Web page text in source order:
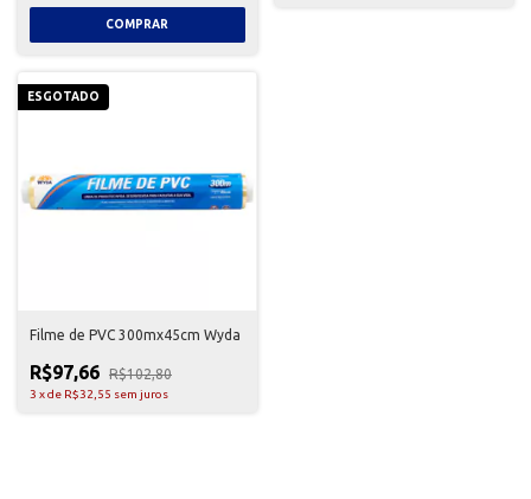
ESGOTADO
Filme de PVC 300mx45cm Wyda
R$97,66 R$102,80
3 xde R$32,55 sem juros